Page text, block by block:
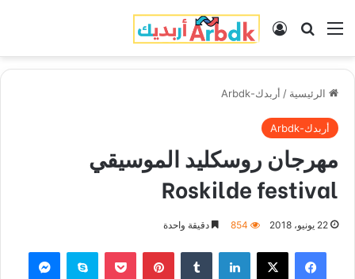
القائمة بحث عنتسجيل الدخول
الرئيسية / أربدك-Arbdk
أربدك-Arbdk
مهرجان روسكليد الموسيقي
Roskilde festival
22 يونيو، 2018 854 دقيقة واحدة
فيسبوك لينكدإن بينتيريست سكايب